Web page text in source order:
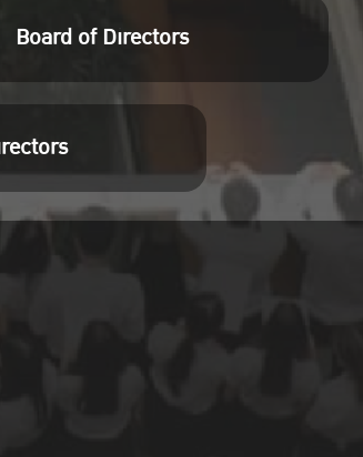
Board of Directors